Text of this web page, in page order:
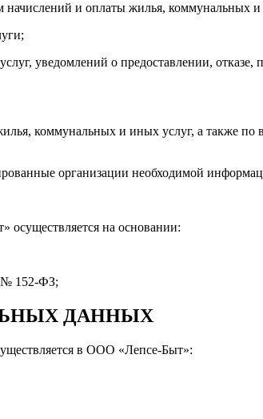
и оплаты жилья, коммунальных
уведомлений о предоставлении, отказе,
коммунальных и иных услуг, а также
организации необходимой
на основании:
№ 152-ФЗ;
ДАННЫХ
в ООО «Лепсе-Быт»: